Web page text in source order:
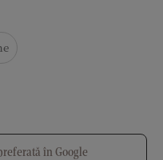
în Google